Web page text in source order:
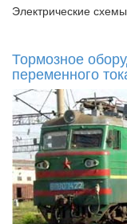
Электрические
Тормозное
переменного